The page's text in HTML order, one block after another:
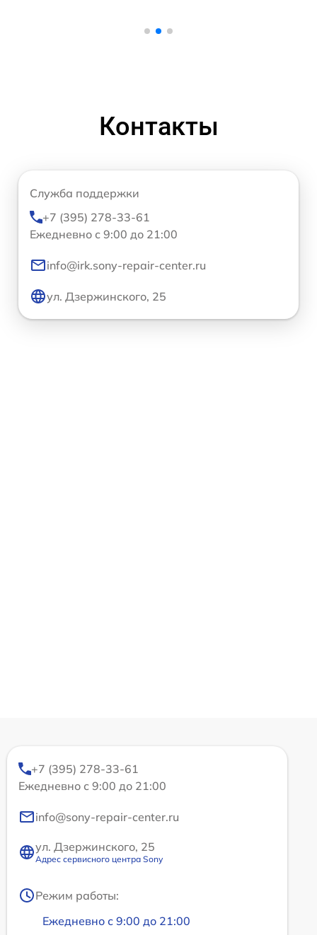
Контакты
Служба поддержки
+7 (395) 278-33-61
Ежедневно с 9:00 до 21:00
info@irk.sony-repair-center.ru
ул. Дзержинского, 25
+7 (395) 278-33-61
Ежедневно с 9:00 до 21:00
info@sony-repair-center.ru
ул. Дзержинского, 25
Адрес сервисного центра Sony
Режим работы:
Ежедневно с 9:00 до 21:00